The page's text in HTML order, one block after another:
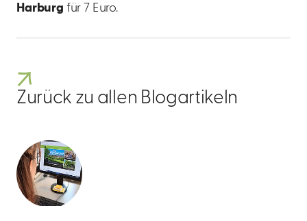
Harburg für 7 Euro.
Zurück zu allen Blogartikeln